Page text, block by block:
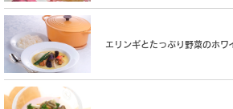
エリンギとたっぷり野菜のホワ